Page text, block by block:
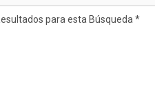
para esta Búsqueda *